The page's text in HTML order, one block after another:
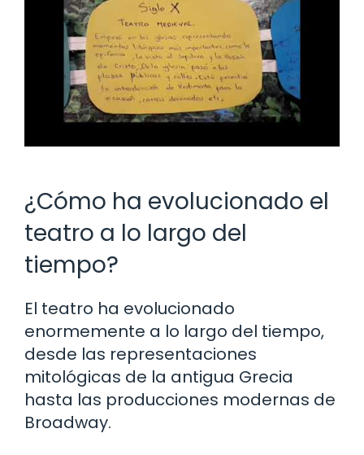
¿Cómo ha evolucionado el
teatro a lo largo del
tiempo?
El teatro ha evolucionado
enormemente a lo largo del tiempo,
desde las representaciones
mitológicas de la antigua Grecia
hasta las producciones modernas de
Broadway.